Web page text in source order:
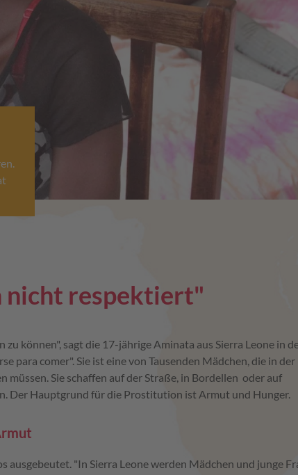
nicht respektiert"
zu können", sagt die 17-jährige Aminata aus Sierra Leone in
para comer". Sie ist eine von Tausenden Mädchen, die in
müssen. Sie schaffen auf der Straße, in Bordellen oder auf
Der Hauptgrund für die Prostitution ist Armut und Hunger.
ausgebeutet. "In Sierra Leone werden Mädchen und junge